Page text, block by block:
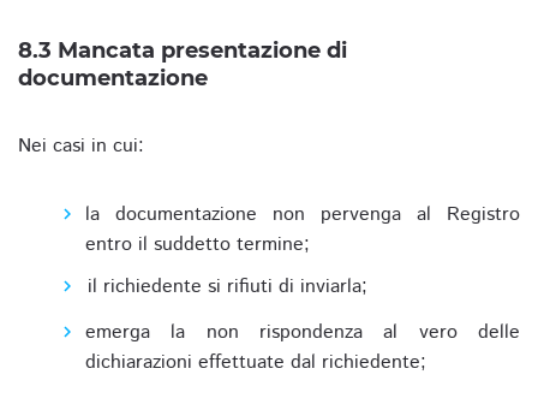
8.3 Mancata presentazione di
documentazione
Nei casi in cui:
la documentazione non pervenga al Registro
entro il suddetto termine;
il richiedente si rifiuti di inviarla;
emerga la non rispondenza al vero delle
dichiarazioni effettuate dal richiedente;